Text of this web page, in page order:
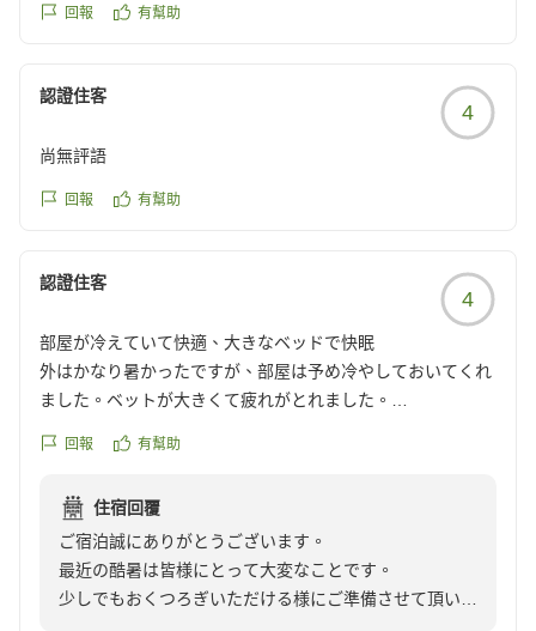
回報 有幫助
認證住客
4
尚無評語
回報 有幫助
認證住客
4
部屋が冷えていて快適、大きなベッドで快眠
外はかなり暑かったですが、部屋は予め冷やしておいてくれ
ました。ベットが大きくて疲れがとれました。
https://review.travel.rakuten.co.jp/hotel/voice/37424?
回報 有幫助
住宿回覆
ご宿泊誠にありがとうございます。
最近の酷暑は皆様にとって大変なことです。
少しでもおくつろぎいただける様にご準備させて頂いて